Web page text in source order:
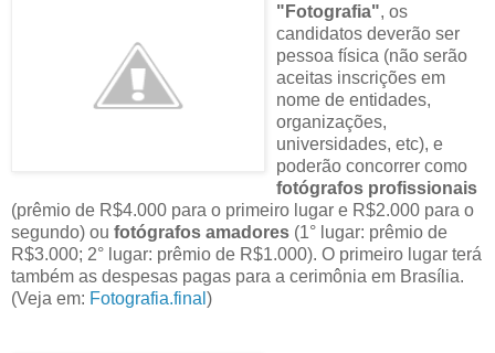
"Fotografia", os
candidatos deverão ser
pessoa física (não serão
aceitas inscrições em
nome de entidades,
organizações,
universidades, etc), e
poderão concorrer como
fotógrafos profissionais
(prêmio de R$4.000 para o primeiro lugar e R$2.000 para o
segundo) ou fotógrafos amadores (1° lugar: prêmio de
R$3.000; 2° lugar: prêmio de R$1.000). O primeiro lugar terá
também as despesas pagas para a cerimônia em Brasília.
(Veja em: Fotografia.final )